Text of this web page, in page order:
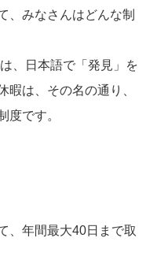
、みなさんはどんな制
、日本語で「発見」を
暇は、その名の通り、
度です。
年間最大40日まで取